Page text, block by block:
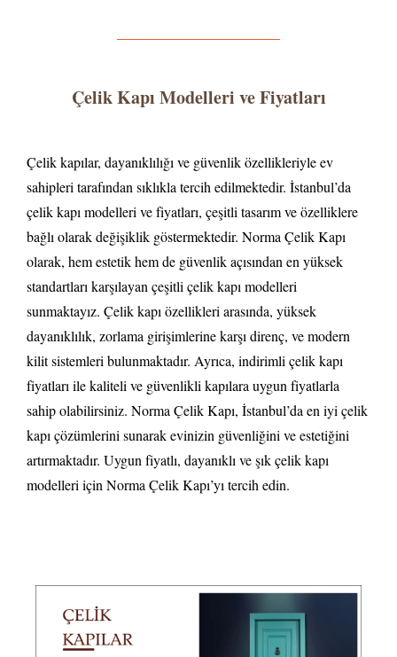
Çelik Kapı Modelleri ve Fiyatları
Çelik kapılar, dayanıklılığı ve güvenlik özellikleriyle ev
sahipleri tarafından sıklıkla tercih edilmektedir. İstanbul’da
çelik kapı modelleri ve fiyatları, çeşitli tasarım ve özelliklere
bağlı olarak değişiklik göstermektedir. Norma Çelik Kapı
olarak, hem estetik hem de güvenlik açısından en yüksek
standartları karşılayan çeşitli çelik kapı modelleri
sunmaktayız. Çelik kapı özellikleri arasında, yüksek
dayanıklılık, zorlama girişimlerine karşı direnç, ve modern
kilit sistemleri bulunmaktadır. Ayrıca, indirimli çelik kapı
fiyatları ile kaliteli ve güvenlikli kapılara uygun fiyatlarla
sahip olabilirsiniz. Norma Çelik Kapı, İstanbul’da en iyi çelik
kapı çözümlerini sunarak evinizin güvenliğini ve estetiğini
artırmaktadır. Uygun fiyatlı, dayanıklı ve şık çelik kapı
modelleri için Norma Çelik Kapı’yı tercih edin.